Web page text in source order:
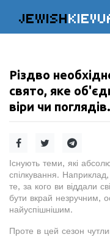
JEWISH
Різдво
свято, яке
віри чи поглядів.
Існують теми, які
спілкування.
те, за кого ви віддали
бути вкрай незручним,
найуспішнішим.
Проте в цей сезон